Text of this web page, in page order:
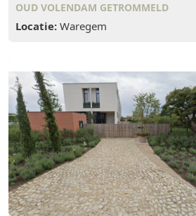
OUD VOLENDAM GETROMMELD
Locatie: Waregem